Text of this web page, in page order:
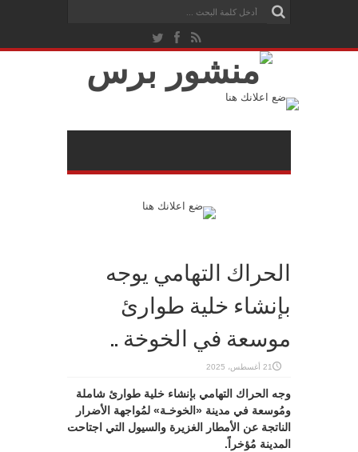
الحراك التهامي يوجه
بإنشاء خلية طوارئ
موسعة في الخوخة ..
21 أغسطس، 2025
وجه الحراك التهامي بإنشاء خلية طوارئ شاملة
ومُوسعة في مدينة «الخوخـة» لمُواجهة الأضرار
الناتجة عن الأمطار الغزيرة والسيول التي اجتاحت
المدينة مُؤخراً.